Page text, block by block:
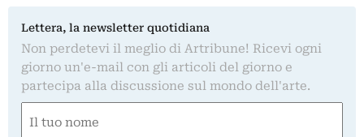
Lettera, la newsletter quotidiana
Non perdetevi il meglio di Artribune! Ricevi ogni
giorno un'e-mail con gli articoli del giorno e
partecipa alla discussione sul mondo dell'arte.
(Required)